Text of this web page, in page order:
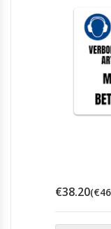
€38.20(€